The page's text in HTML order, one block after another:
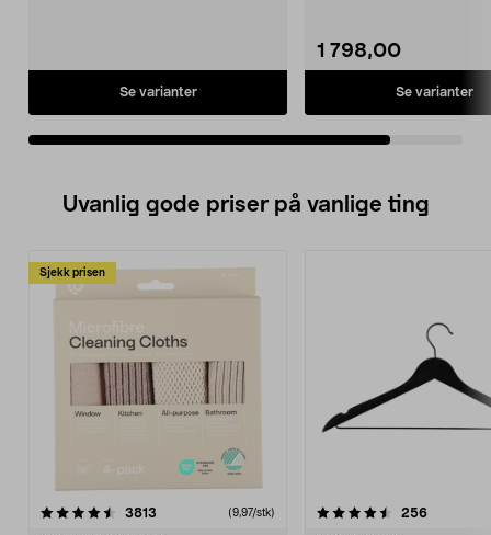
Se varianter
1 798,00
Se varianter
Uvanlig gode priser på vanlige ting
Sjekk prisen
3813 anmeldelser(9,97/stk)
4.5av 5 stjerner 256
4.5av 5 stjerner